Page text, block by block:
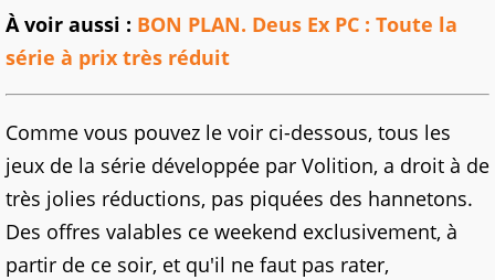
À voir aussi : BON PLAN. Deus Ex PC : Toute la
série à prix très réduit
Comme vous pouvez le voir ci-dessous, tous les
jeux de la série développée par Volition, a droit à de
très jolies réductions, pas piquées des hannetons.
Des offres valables ce weekend exclusivement, à
partir de ce soir, et qu'il ne faut pas rater,